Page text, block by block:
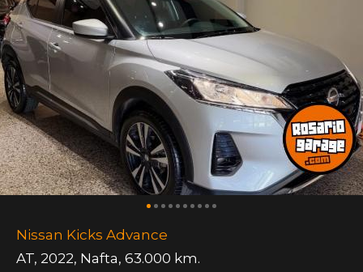
Nissan Kicks Advance
AT, 2022, Nafta, 63.000 km.